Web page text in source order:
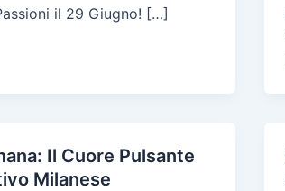
il 29 Giugno! […]
Il Cuore Pulsante
Milanese